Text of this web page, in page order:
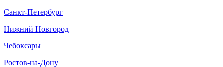
Санкт-Петербург
Нижний Новгород
Чебоксары
Ростов-на-Дону